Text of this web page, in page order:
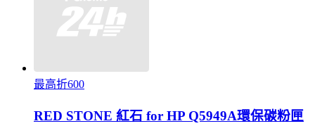
最高折600
RED STONE 紅石 for HP Q5949A環保碳粉匣